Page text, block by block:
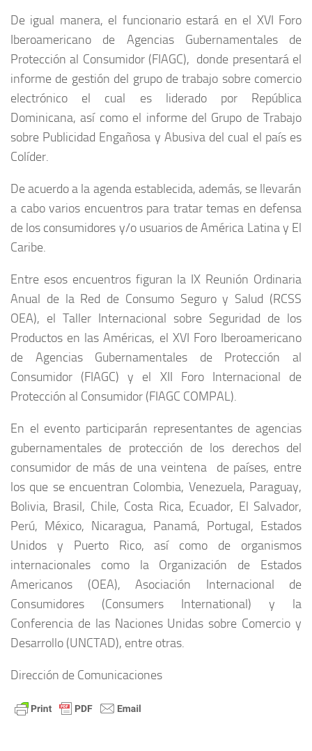
De igual manera, el funcionario estará en el XVI Foro
Iberoamericano de Agencias Gubernamentales de
Protección al Consumidor (FIAGC), donde presentará el
informe de gestión del grupo de trabajo sobre comercio
electrónico el cual es liderado por República
Dominicana, así como el informe del Grupo de Trabajo
sobre Publicidad Engañosa y Abusiva del cual el país es
Colíder.
De acuerdo a la agenda establecida, además, se llevarán
a cabo varios encuentros para tratar temas en defensa
de los consumidores y/o usuarios de América Latina y El
Caribe.
Entre esos encuentros figuran la IX Reunión Ordinaria
Anual de la Red de Consumo Seguro y Salud (RCSS
OEA), el Taller Internacional sobre Seguridad de los
Productos en las Américas, el XVI Foro Iberoamericano
de Agencias Gubernamentales de Protección al
Consumidor (FIAGC) y el XII Foro Internacional de
Protección al Consumidor (FIAGC COMPAL).
En el evento participarán representantes de agencias
gubernamentales de protección de los derechos del
consumidor de más de una veintena de países, entre
los que se encuentran Colombia, Venezuela, Paraguay,
Bolivia, Brasil, Chile, Costa Rica, Ecuador, El Salvador,
Perú, México, Nicaragua, Panamá, Portugal, Estados
Unidos y Puerto Rico, así como de organismos
internacionales como la Organización de Estados
Americanos (OEA), Asociación Internacional de
Consumidores (Consumers International) y la
Conferencia de las Naciones Unidas sobre Comercio y
Desarrollo (UNCTAD), entre otras.
Dirección de Comunicaciones